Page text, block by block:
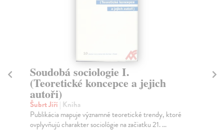
Soudobá sociologie I.
(Teoretické koncepce a jejich
autoři)
Šubrt Jiří | Kniha
Publikácia mapuje významné teoretické trendy, ktoré
ovplyvňujú charakter sociológie na začiatku 21. ...